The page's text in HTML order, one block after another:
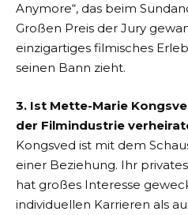
Anymore“, das beim
Großen Preis der Jury
einzigartiges filmisches
seinen Bann zieht.
3. Ist Mette-Marie
der Filmindustrie
Kongsved ist mit dem
einer Beziehung. Ihr
hat großes Interesse
individuellen Karrieren als